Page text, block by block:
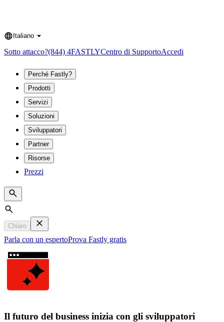
Language
Italiano
Sotto attacco?(844) 4FASTLYCentro di SupportoAccedi
Perché Fastly?
Prodotti
Servizi
Soluzioni
Sviluppatori
Partner
Risorse
Prezzi
Search
Chiaro
Parla con un espertoProva Fastly gratis
Il futuro del business inizia con gli sviluppatori